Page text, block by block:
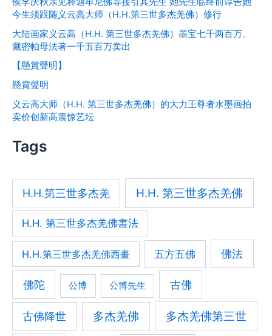
今生须跟随义云高大师（H.H.第三世多杰羌佛）修行
大陆画家义云高（H.H. 第三世多杰羌佛）墨宝七千两百万、
藏密帕母法著一千五百万卖出
【懸賞聲明】
懸賞聲明
义云高大师（H.H. 第三世多杰羌佛）的大力王尊者水墨画拍
卖价创新高震惊艺坛
Tags
H.H.第三世多杰羌 H.H. 第三世多杰羌佛
H.H. 第三世多杰羌佛書法
H.H.第三世多杰羌佛西畫 五方五佛 佛法
佛陀 公博 公博先生 古佛
古佛降世 多杰羌佛 多杰羌佛第三世